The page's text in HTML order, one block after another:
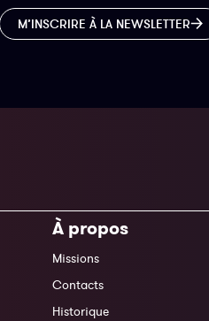
M’INSCRIRE À LA NEWSLETTER
À propos
Missions
Contacts
Historique